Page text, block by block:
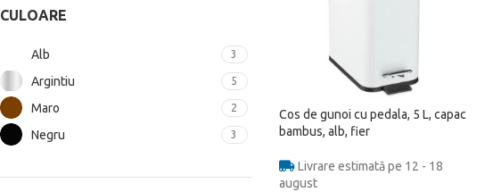
CULOARE
Alb 3
Argintiu 5
Maro 2
Negru 3
Cos de gunoi cu pedala, 5 L, capac
bambus, alb, fier
Livrare estimată pe 12 - 18
august